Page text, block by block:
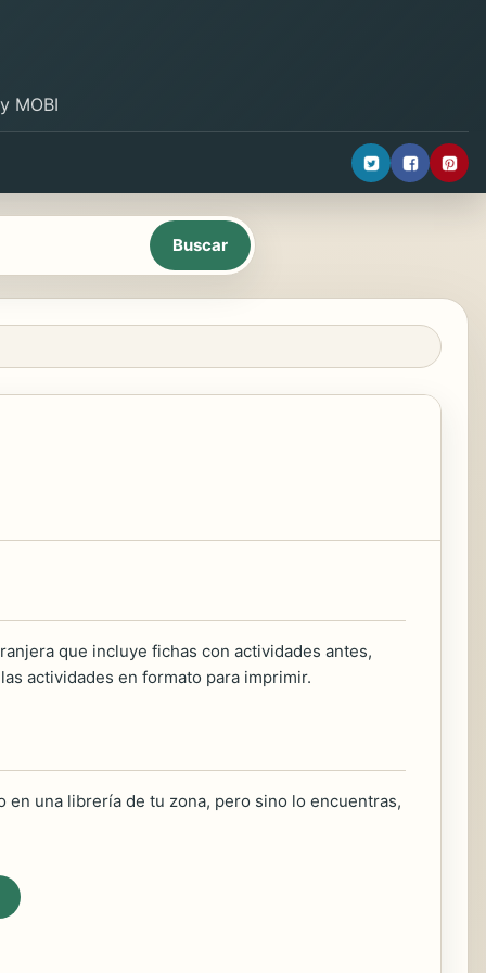
MOBI
que incluye fichas con actividades antes,
actividades en formato para imprimir.
una librería de tu zona, pero sino lo encuentras,